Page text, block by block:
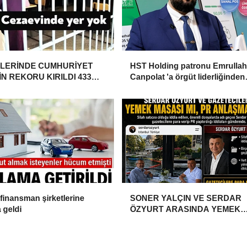
CUMHURİYET
REKORU KIRILDI 433
HST Holding patronu Emrullah
Canpolat 'a örgüt liderliğinden
malvarlığına el konuldu
şirketlerine
geldi
SONER YALÇIN VE SERDAR
ÖZYURT ARASINDA YEMEK